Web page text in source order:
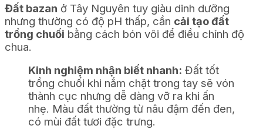
Đất bazan ở Tây Nguyên tuy giàu dinh dưỡng
nhưng thường có độ pH thấp, cần cải tạo đất
trồng chuối bằng cách bón vôi để điều chỉnh độ
chua.
Kinh nghiệm nhận biết nhanh: Đất tốt
trồng chuối khi nắm chặt trong tay sẽ vón
thành cục nhưng dễ dàng vỡ ra khi ấn
nhẹ. Màu đất thường từ nâu đậm đến đen,
có mùi đất tươi đặc trưng.